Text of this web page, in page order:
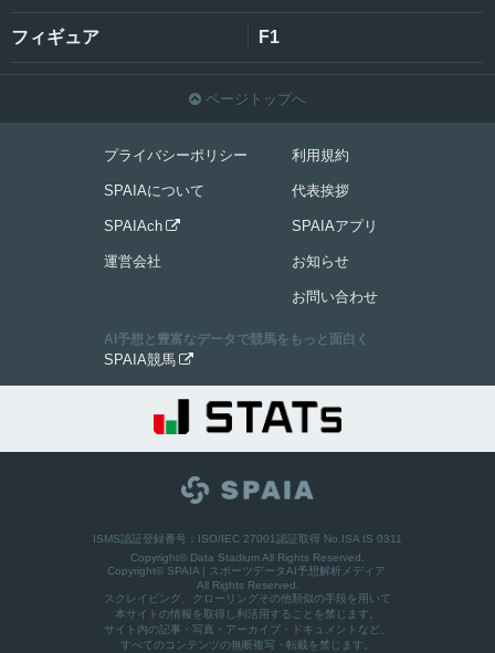
フィギュア F1
 ページトップへ
プライバシーポリシー
SPAIAについて
SPAIAch 
運営会社
利用規約
代表挨拶
SPAIAアプリ
お知らせ
お問い合わせ
AI予想と豊富なデータで競馬をもっと面白く
SPAIA競馬 
ISMS認証登録番号：ISO/IEC 27001認証取得 No.ISA IS 0311
Copyright© Data Stadium All Rights Reserved.
Copyright© SPAIA | スポーツデータAI予想解析メディア
All Rights Reserved.
スクレイピング、クローリングその他類似の手段を用いて
本サイトの情報を取得し利活用することを禁じます。
サイト内の記事・写真・アーカイブ・ドキュメントなど、
すべてのコンテンツの無断複写・転載を禁じます。